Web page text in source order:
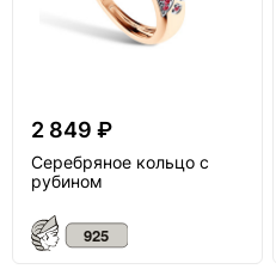
2 849 ₽
Серебряное кольцо с
рубином